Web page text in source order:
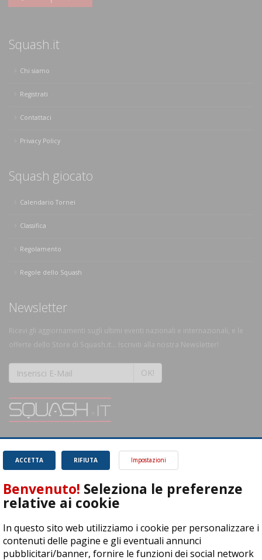
Squash.it
Chi siamo
Registrati
Contattaci
Privacy Policy
Squash giocato
Calendario Tornei
Classifica
Regolamento
Regole dello Squash
Newsletter
Ricevi gli aggiornamenti sugli ultimi eventi nazionali e internazionali, e le
offerte dello Store di Squash.it... Iscriviti alla nostra Newsletter!
OK!
magnifico sport.
Leggi
RIFIUTA
ACCETTA Impostazioni
Benvenuto! Seleziona le preferenze
relative ai cookie
In questo sito web utilizziamo i cookie per personalizzare i
contenuti delle pagine e gli eventuali annunci
pubblicitari/banner, fornire le funzioni dei social network
ASD Let's Sport - Via T. Olivelli 3, 25014 Castenedolo (BS) - P. Iva:
04278030988
© Copyright 2015 | All Rights Reserved - Powered byDynDevice